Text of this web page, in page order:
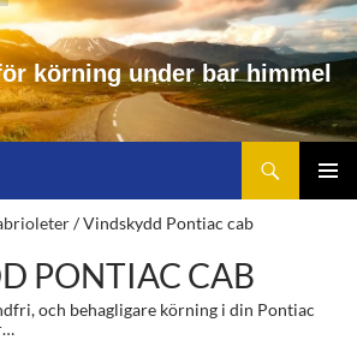
ör körning under bar himme
under bar himmel
/ Vindskydd Pontiac cab
PONTIAC CAB
och behagligare körning i din Pontiac